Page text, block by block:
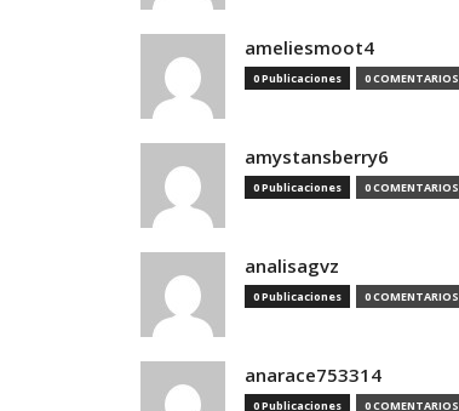
ameliesmoot4
0 Publicaciones 0 COMENTARIOS
amystansberry6
0 Publicaciones 0 COMENTARIOS
analisagvz
0 Publicaciones 0 COMENTARIOS
anarace753314
0 Publicaciones 0 COMENTARIOS